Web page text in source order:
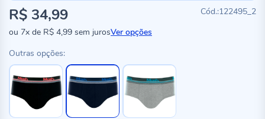
122495_2
R$ 34,99
ou 7x de R$ 4,99 sem jurosVer opções
Outras opções: